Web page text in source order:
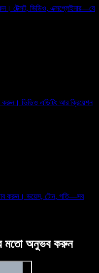
টেক্সট, ভিডিও, এক্সপ্লেইনার—যে
করুন। ভিডিও এডিটিং আর ক্রিয়েশন
করুন। ভয়েস, টোন, গতি—সব
মতো অনুভব করুন